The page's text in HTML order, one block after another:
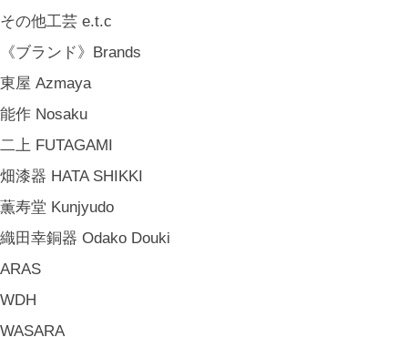
その他工芸 e.t.c
《ブランド》Brands
東屋 Azmaya
能作 Nosaku
二上 FUTAGAMI
畑漆器 HATA SHIKKI
薫寿堂 Kunjyudo
織田幸銅器 Odako Douki
ARAS
WDH
WASARA
山岸紗綾 Saya Yamagishi
大清水裕史 Hiroshi Ohizumi
絵本 Children's Books